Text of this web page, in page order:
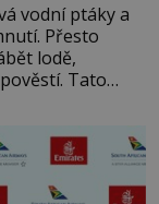
vodní ptáky a
Přesto
lodě,
Tato